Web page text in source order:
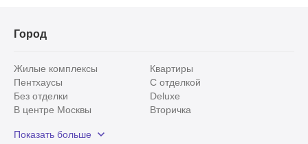
Город
Жилые комплексы
Квартиры
Пентхаусы
С отделкой
Без отделки
Deluxe
В центре Москвы
Вторичка
Рядом с парком
Показать больше